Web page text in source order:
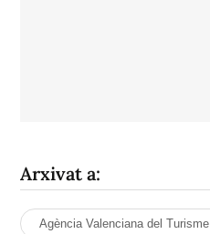
Arxivat a:
Agència Valenciana del Turisme